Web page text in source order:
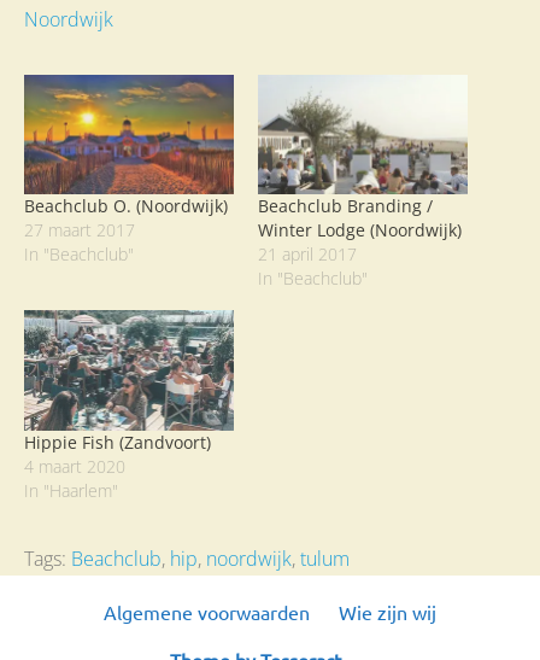
Noordwijk
Beachclub O. (Noordwijk)
27 maart 2017
In "Beachclub"
Beachclub Branding /
Winter Lodge (Noordwijk)
21 april 2017
In "Beachclub"
Hippie Fish (Zandvoort)
4 maart 2020
In "Haarlem"
Tags: Beachclub, hip, noordwijk,tulum
Algemene voorwaarden
Wie zijn wij